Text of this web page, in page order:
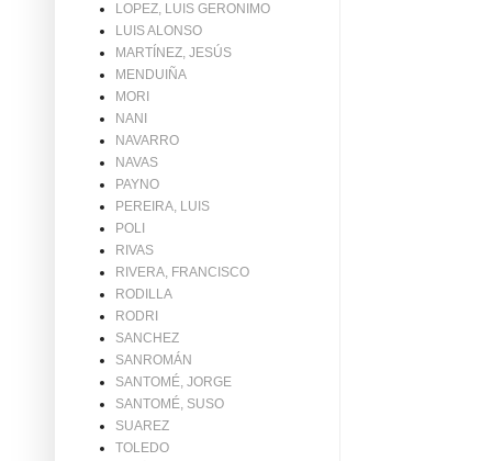
LOPEZ, LUIS GERONIMO
LUIS ALONSO
MARTÍNEZ, JESÚS
MENDUIÑA
MORI
NANI
NAVARRO
NAVAS
PAYNO
PEREIRA, LUIS
POLI
RIVAS
RIVERA, FRANCISCO
RODILLA
RODRI
SANCHEZ
SANROMÁN
SANTOMÉ, JORGE
SANTOMÉ, SUSO
SUAREZ
TOLEDO